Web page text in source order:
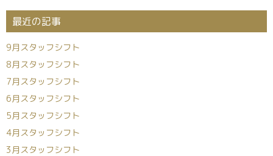
最近の記事
9月スタッフシフト
8月スタッフシフト
7月スタッフシフト
6月スタッフシフト
5月スタッフシフト
4月スタッフシフト
3月スタッフシフト